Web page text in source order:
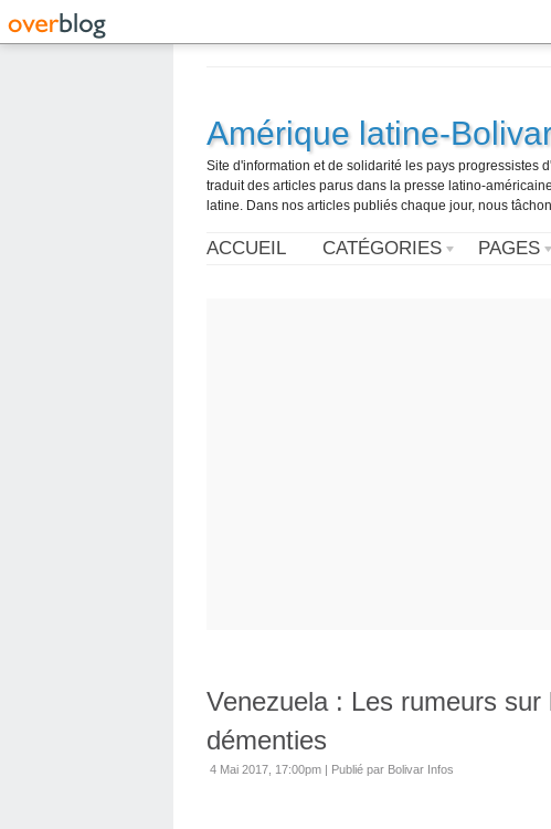
Amérique latine-
Site d'information et de solidarité les pays progressistes
traduit des articles parus dans la presse latino-
latine. Dans nos articles publiés chaque jour, nous
ACCUEIL CATÉGORIES PAGES
Venezuela : Les rumeurs
démenties
4 Mai 2017, 17:00pm | Publié par Bolivar Infos